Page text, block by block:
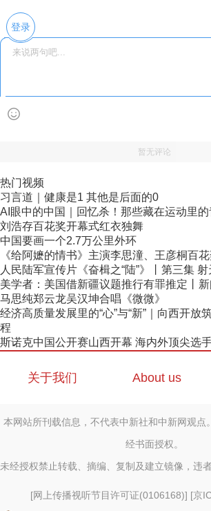
登录
暂无评论
热门视频
习言道｜健康是1 其他是后面的0
AI眼中的中国｜回忆杀！那些藏在运动里
刘浩存百花奖开幕式红衣独舞
中国要画一个2.7万公里外环
《给阿嬷的情书》主演李思潼、王彦桐百
人民陆军宣传片《奋楫之“陆”》丨第三集 射
美学者：美国借新疆议题推行有罪推定丨
马思纯郑云龙吴汉坤合唱《微微》
经济高质量发展里的“心”与“新”｜向西开放
程
斯诺克中国公开赛山西开幕 海内外顶尖选
关于我们 About us
本网站所刊载信息，不代表中新社和中新网观点
经书面授权。
未经授权禁止转载、摘编、复制及建立镜像，违
[网上传播视听节目许可证(0106168)] [京